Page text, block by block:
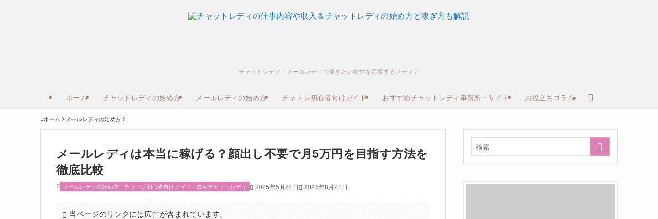
チャットレディ・メールレディで稼ぎたい女性を応援するメディア
ホーム チャットレディの始め方 メールレディの始め方 チャトレ初心者向けガイド おすすめチャットレディ事務所・サイト お役立ちコラム
ホーム メールレディの始め方
メールレディは本当に稼げる？顔出し不要で月5万円を目指す方法を
徹底比較
メールレディの始め方 チャトレ初心者向けガイド 在宅チャットレディ 2025年5月24日 2025年8月21日
当ページのリンクには広告が含まれています。